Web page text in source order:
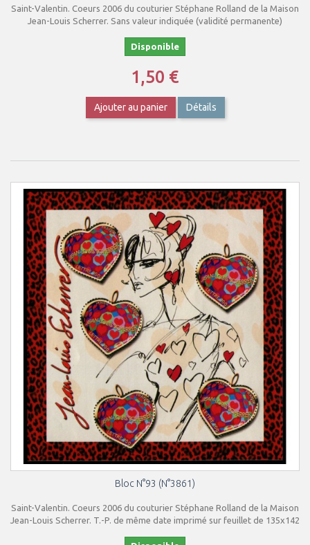
Saint-Valentin. Coeurs 2006 du couturier Stéphane Rolland de la Maison
Jean-Louis Scherrer. Sans valeur indiquée (validité permanente)
Disponible
1,50 €
Ajouter au panier Détails
Bloc N°93 (N°3861)
Saint-Valentin. Coeurs 2006 du couturier Stéphane Rolland de la Maison
Jean-Louis Scherrer. T.-P. de même date imprimé sur feuillet de 135x142